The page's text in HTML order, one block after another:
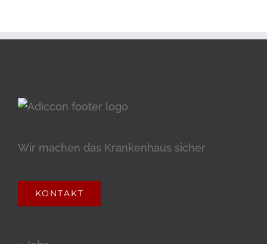
Wir machen das Krankenhaus sicher
KONTAKT